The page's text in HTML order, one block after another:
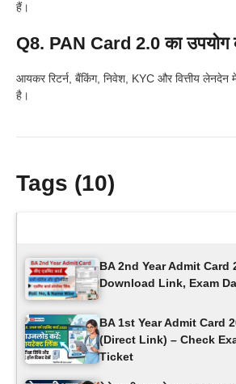
हैं।
Q8. PAN Card 2.0 का उपयोग
आयकर रिटर्न, बैंकिंग, निवेश, KYC और वित्तीय लेनदेन
है।
Tags (10)
BA 2nd Year Admit Card
Download Link, Exam
BA 1st Year Admit Card
(Direct Link) – Check
Ticket